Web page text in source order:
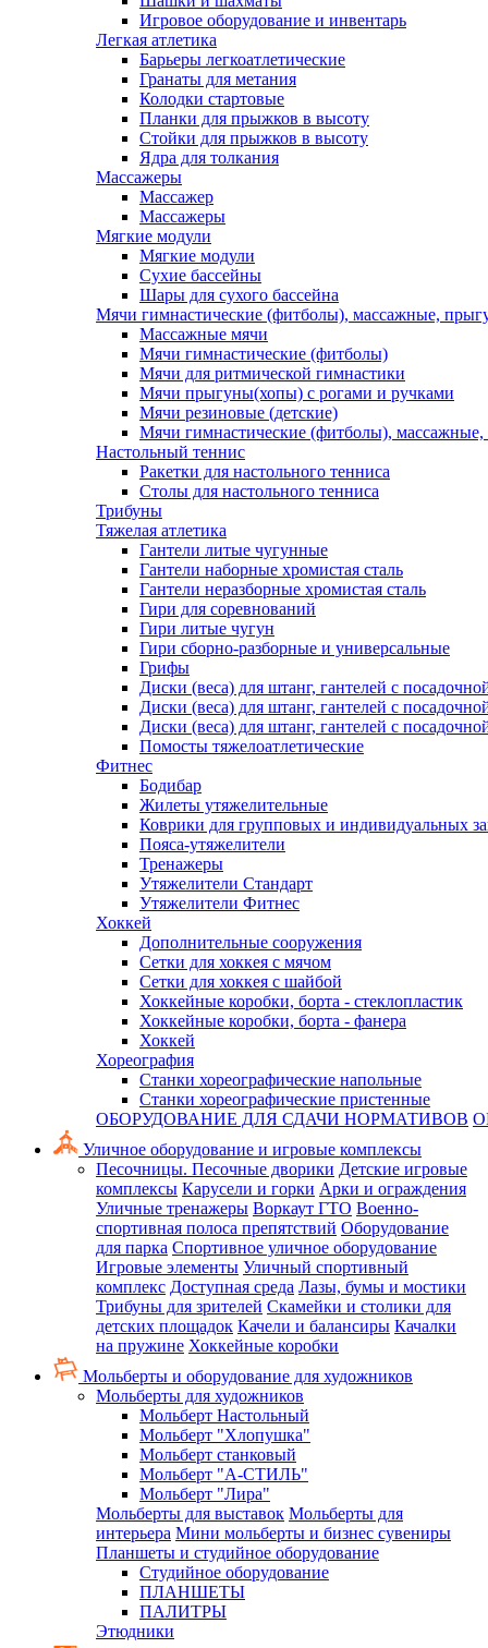
Игровое оборудование и инвентарь
Легкая атлетика
Барьеры легкоатлетические
Гранаты для метания
Колодки стартовые
Планки для прыжков в высоту
Стойки для прыжков в высоту
Ядра для толкания
Массажеры
Массажер
Массажеры
Мягкие модули
Мягкие модули
Сухие бассейны
Шары для сухого бассейна
Мячи гимнастические (фитболы), массажные,
Массажные мячи
Мячи гимнастические (фитболы)
Мячи для ритмической гимнастики
Мячи прыгуны(хопы) с рогами и ручками
Мячи резиновые (детские)
Мячи гимнастические (фитболы),
Настольный теннис
Ракетки для настольного тенниса
Столы для настольного тенниса
Трибуны
Тяжелая атлетика
Гантели литые чугунные
Гантели наборные хромистая сталь
Гантели неразборные хромистая сталь
Гири для соревнований
Гири литые чугун
Гири сборно-разборные и универсальные
Грифы
Диски (веса) для штанг, гантелей с
Диски (веса) для штанг, гантелей с
Диски (веса) для штанг, гантелей с
Помосты тяжелоатлетические
Фитнес
Бодибар
Жилеты утяжелительные
Коврики для групповых и индивидуальных
Пояса-утяжелители
Тренажеры
Утяжелители Стандарт
Утяжелители Фитнес
Хоккей
Дополнительные сооружения
Сетки для хоккея с мячом
Сетки для хоккея с шайбой
Хоккейные коробки, борта - стеклопластик
Хоккейные коробки, борта - фанера
Хоккей
Хореография
Станки хореографические напольные
Станки хореографические пристенные
ОБОРУДОВАНИЕ ДЛЯ СДАЧИ НОРМАТИВОВ
Уличное оборудование и игровые комплексы
Песочницы. Песочные дворики Детские игровые
комплексы Карусели и горки Арки и ограждения
Уличные тренажеры Воркаут ГТО Военно-
спортивная полоса препятствий Оборудование
для парка Спортивное уличное оборудование
Игровые элементы Уличный спортивный
комплекс Доступная среда Лазы, бумы и мостики
Трибуны для зрителей Скамейки и столики для
детских площадок Качели и балансиры Качалки
на пружине Хоккейные коробки
Мольберты и оборудование для художников
Мольберты для художников
Мольберт Настольный
Мольберт "Хлопушка"
Мольберт станковый
Мольберт "А-СТИЛЬ"
Мольберт "Лира"
Мольберты для выставок Мольберты для
интерьера Мини мольберты и бизнес сувениры
Планшеты и студийное оборудование
Студийное оборудование
ПЛАНШЕТЫ
ПАЛИТРЫ
Этюдники